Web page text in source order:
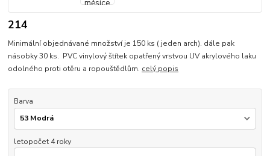
214
Minimální objednávané množství je 150 ks ( jeden arch). dále pak
násobky 30 ks. PVC vinylový štítek opatřený vrstvou UV akrylového laku
odolného proti otěru a ropouštědlům. celý popis
Barva
letopočet 4 roky